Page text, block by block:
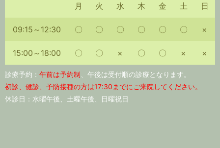
月 火 水 木 金 土 日
09:15～12:30 〇 〇 〇 〇 〇 〇 ×
15:00～18:00 〇 〇 × 〇 〇 × ×
診療予約： 午前は予約制、午後は受付順の診療となります。
初診、健診、予防接種の方は17:30までにご来院してください。
休診日：水曜午後、土曜午後、日曜祝日